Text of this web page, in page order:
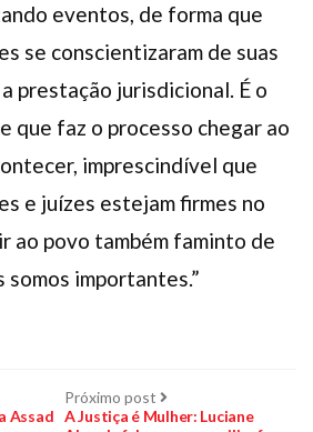
eventos, de forma que
se conscientizaram de suas
prestação jurisdicional. É o
que faz o processo chegar ao
imprescindível que
e juízes estejam firmes no
ao povo também faminto de
importantes.”
Assad
Próximo post Próximo
post:
A Justiça é Mulher: Luciane